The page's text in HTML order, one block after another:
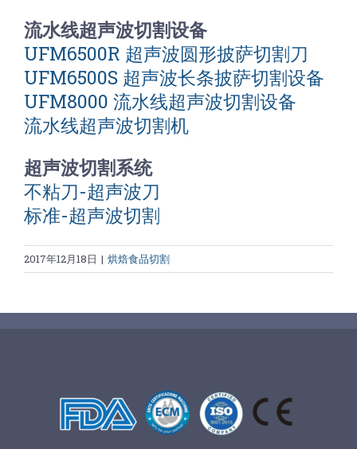
流水线超声波切割设备
UFM6500R 超声波圆形披萨切割刀
UFM6500S 超声波长条披萨切割设备
UFM8000 流水线超声波切割设备
流水线超声波切割机
超声波切割系统
不粘刀-超声波刀
标准-超声波切割
2017年12月18日 | 烘焙食品切割